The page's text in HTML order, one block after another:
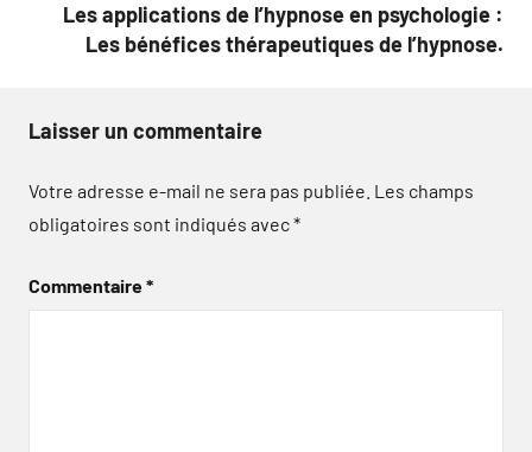
Les applications de l’hypnose en psychologie :
Les bénéfices thérapeutiques de l’hypnose.
Laisser un commentaire
Votre adresse e-mail ne sera pas publiée. Les champs
obligatoires sont indiqués avec*
Commentaire*